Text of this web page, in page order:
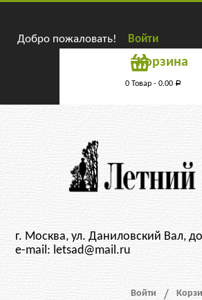
Добро пожаловать! Войти
Корзина
0 Товар - 0.00 Р
г. Москва, ул. Даниловский Вал,
e-mail: letsad@mail.ru
Войти